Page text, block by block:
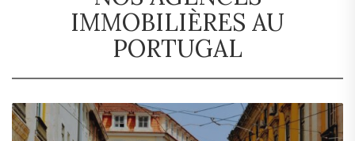
IMMOBILIÈRES AU
PORTUGAL